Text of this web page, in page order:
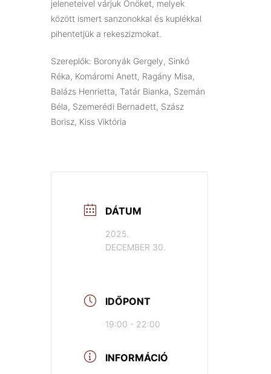
jeleneteivel várjuk Önöket, melyek
között ismert sanzonokkal és kuplékkal
pihentetjük a rekeszizmokat.
Szereplők: Boronyák Gergely, Sinkó
Réka, Komáromi Anett, Ragány Misa,
Balázs Henrietta, Tatár Bianka, Szemán
Béla, Szemerédi Bernadett, Szász
Borisz, Kiss Viktória
DÁTUM
2025.
DECEMBER 30.
IDŐPONT
19:00 - 22:00
INFORMÁCIÓ